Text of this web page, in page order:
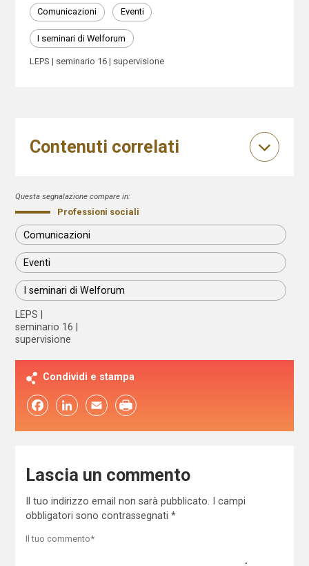
Comunicazioni Eventi
I seminari di Welforum
LEPS seminario 16 supervisione
Contenuti correlati
Questa segnalazione compare in:
Professioni sociali
Comunicazioni
Eventi
I seminari di Welforum
LEPS
seminario 16
supervisione
Condividi e stampa
FacebookLinkedIn Email
Lascia un commento
Il tuo indirizzo email non sarà pubblicato.
I campi
obbligatori sono contrassegnati *